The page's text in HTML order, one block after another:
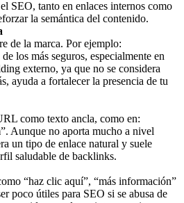
SEO, tanto en enlaces internos como
la semántica del contenido.
de la marca. Por ejemplo:
los más seguros, especialmente en
externo, ya que no se considera
ayuda a fortalecer la presencia de tu
como texto ancla, como en:
. Aunque no aporta mucho a nivel
un tipo de enlace natural y suele
saludable de backlinks.
“haz clic aquí”, “más información”
poco útiles para SEO si se abusa de